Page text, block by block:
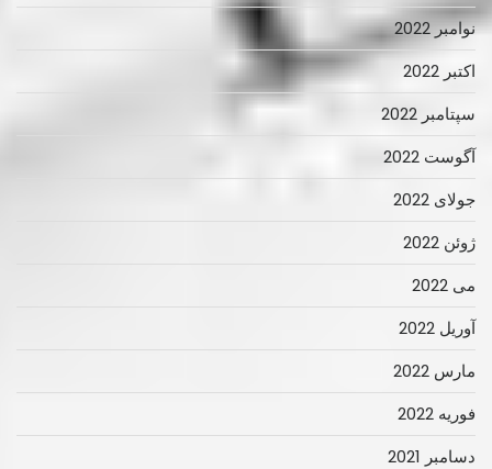
نوامبر 2022
اکتبر 2022
سپتامبر 2022
آگوست 2022
جولای 2022
ژوئن 2022
می 2022
آوریل 2022
مارس 2022
فوریه 2022
دسامبر 2021